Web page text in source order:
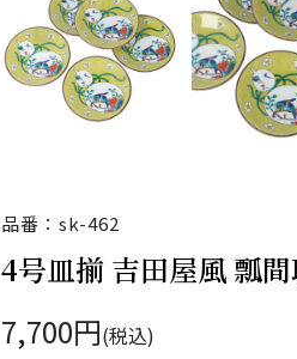
品番：sk-462
4号皿揃 吉田屋風 瓢
7,700円(税込)